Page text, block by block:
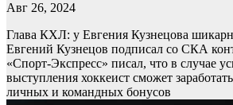
Авг 26, 2024
Глава КХЛ: у Евгения Кузнецова
Евгений Кузнецов подписал со СКА
«Спорт-Экспресс» писал, что в случае
выступления хоккеист сможет
личных и командных бонусов